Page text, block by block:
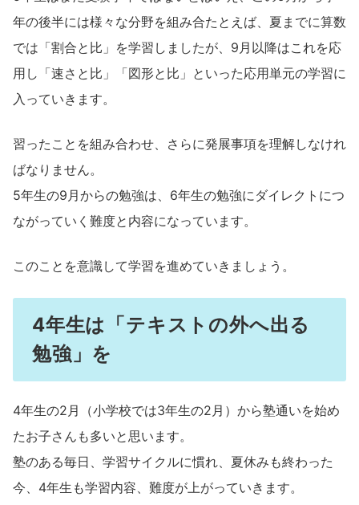
年の後半には様々な分野を組み合たとえば、夏までに算数
では「割合と比」を学習しましたが、9月以降はこれを応
用し「速さと比」「図形と比」といった応用単元の学習に
入っていきます。
習ったことを組み合わせ、さらに発展事項を理解しなけれ
ばなりません。
5年生の9月からの勉強は、6年生の勉強にダイレクトにつ
ながっていく難度と内容になっています。
このことを意識して学習を進めていきましょう。
4年生は「テキストの外へ出る
勉強」を
4年生の2月（小学校では3年生の2月）から塾通いを始め
たお子さんも多いと思います。
塾のある毎日、学習サイクルに慣れ、夏休みも終わった
今、4年生も学習内容、難度が上がっていきます。